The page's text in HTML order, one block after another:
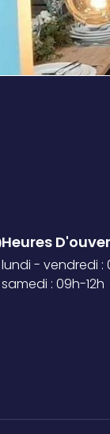
Heures
lundi - vendredi :
samedi : 09h-12h